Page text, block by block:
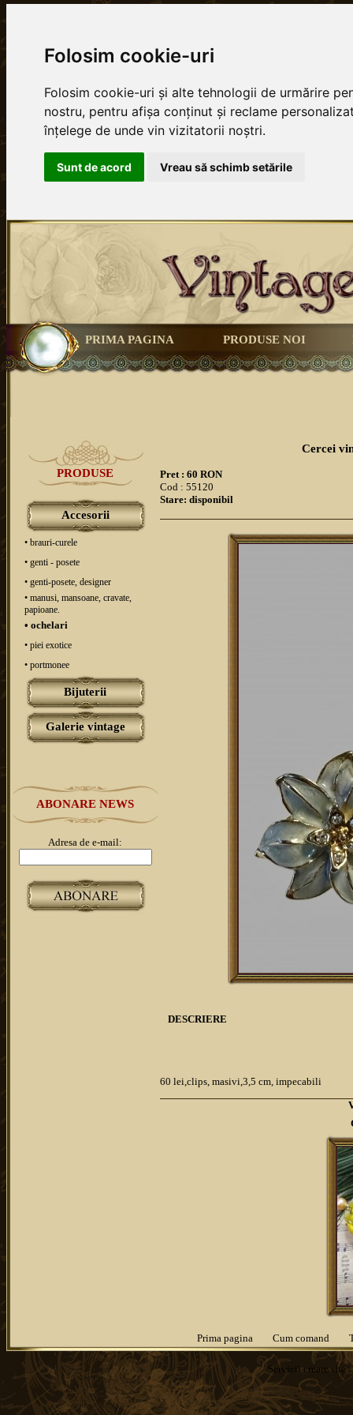
Folosim cookie-uri
Folosim cookie-uri și alte tehnologii de urmărire
nostru, pentru afișa conținut și reclame
înțelege de unde vin vizitatorii noștri.
Sunt de acord Vreau să schimb setările
PRIMA PAGINA PRODUSE NOI
PRODUSE
Accesorii
• brauri-curele
• genti - posete
• genti-posete, designer
• manusi, mansoane, cravate,
papioane.
• ochelari
• piei exotice
• portmonee
Bijuterii
Galerie vintage
ABONARE NEWS
Adresa de e-mail:
Cercei
Pret : 60 RON
Cod : 55120
Stare: disponibil
DESCRIERE
60 lei,clips, masivi,3,5 cm, impecabili
Prima pagina Cum comand
Servicii creare site